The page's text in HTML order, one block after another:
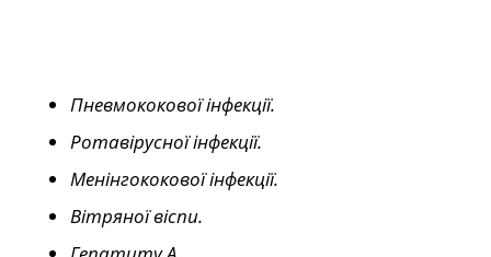
Пневмококової інфекції.
Ротавірусної інфекції.
Менінгококової інфекції.
Вітряної віспи.